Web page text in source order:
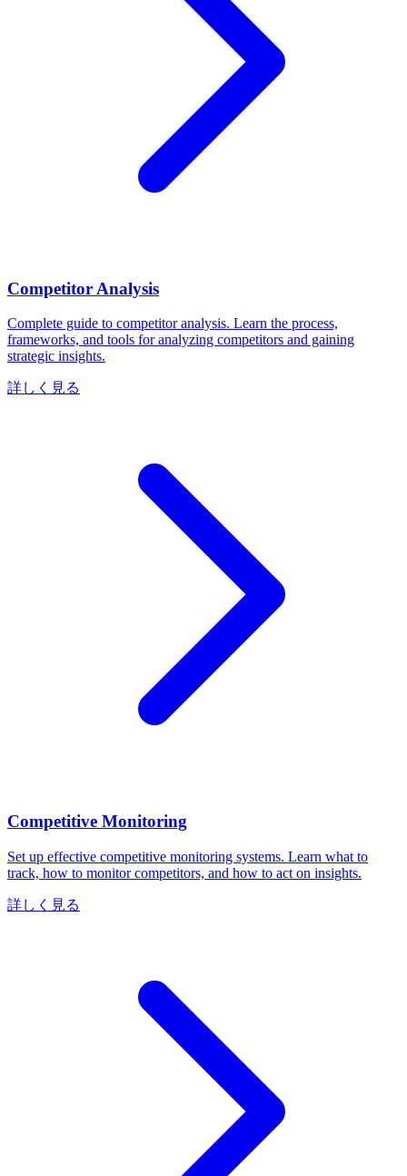
Competitor Analysis
Complete guide to competitor analysis. Learn the process,
frameworks, and tools for analyzing competitors and gaining
strategic insights.
詳しく見る
Competitive Monitoring
Set up effective competitive monitoring systems. Learn what to
track, how to monitor competitors, and how to act on insights.
詳しく見る